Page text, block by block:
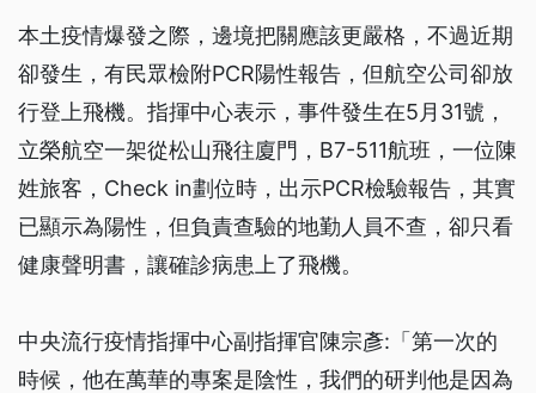
本土疫情爆發之際，邊境把關應該更嚴格，不過近期
卻發生，有民眾檢附PCR陽性報告，但航空公司卻放
行登上飛機。指揮中心表示，事件發生在5月31號，
立榮航空一架從松山飛往廈門，B7-511航班，一位陳
姓旅客，Check in劃位時，出示PCR檢驗報告，其實
已顯示為陽性，但負責查驗的地勤人員不查，卻只看
健康聲明書，讓確診病患上了飛機。
中央流行疫情指揮中心副指揮官陳宗彥:「第一次的
時候，他在萬華的專案是陰性，我們的研判他是因為